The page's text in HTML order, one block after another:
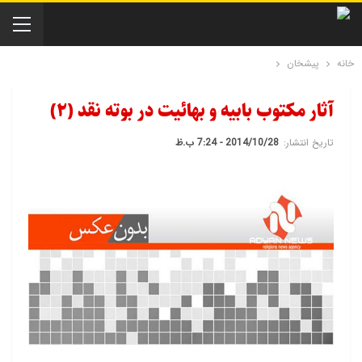
خانه پیشخان
آثار مکتوب بابیه و بهائیت در بوته نقد (2)
تاریخ انتشار: 2014/10/28 - 7:24 ب.ظ